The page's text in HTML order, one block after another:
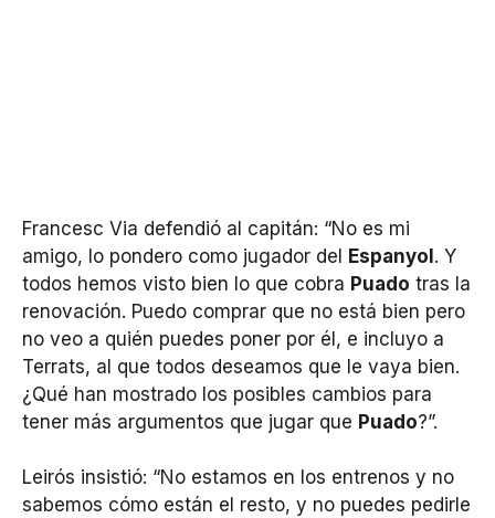
Francesc Via defendió al capitán: “No es mi
amigo, lo pondero como jugador del Espanyol. Y
todos hemos visto bien lo que cobra Puado tras la
renovación. Puedo comprar que no está bien pero
no veo a quién puedes poner por él, e incluyo a
Terrats, al que todos deseamos que le vaya bien.
¿Qué han mostrado los posibles cambios para
tener más argumentos que jugar que Puado?”.
Leirós insistió: “No estamos en los entrenos y no
sabemos cómo están el resto, y no puedes pedirle